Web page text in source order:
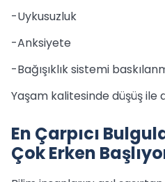
-Uykusuzluk
-Anksiyete
-Bağışıklık sistemi
Yaşam kalitesinde düşüş ile
En Çarpıcı
Çok Erken